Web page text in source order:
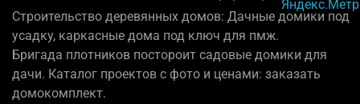
Строительство деревянных домов: Дачные домики под
усадку, каркасные дома под ключ для пмж.
Бригада плотников постороит садовые домики для
дачи. Каталог проектов с фото и ценами: заказать
домокомплект.